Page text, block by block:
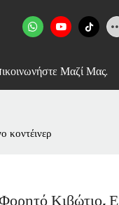
Μαζί Μας.
κοντέινερ